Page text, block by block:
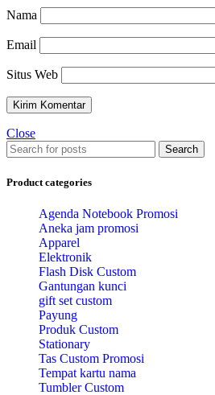
Nama
Email
Situs Web
Close
Search
Product categories
Agenda Notebook Promosi
Aneka jam promosi
Apparel
Elektronik
Flash Disk Custom
Gantungan kunci
gift set custom
Payung
Produk Custom
Stationary
Tas Custom Promosi
Tempat kartu nama
Tumbler Custom